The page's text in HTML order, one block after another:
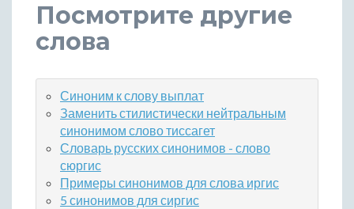
Посмотрите другие
слова
Синоним к слову выплат
Заменить стилистически нейтральным
синонимом слово тиссагет
Словарь русских синонимов - слово
сюргис
Примеры синонимов для слова иргис
5 синонимов для сиргис